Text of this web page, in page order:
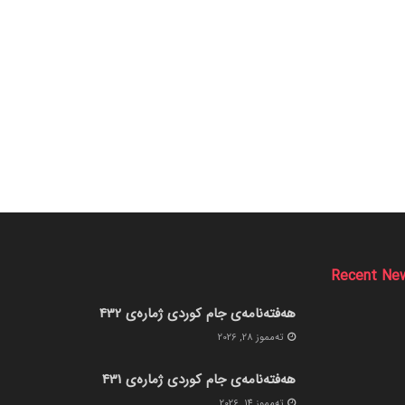
Recent
هەفتەنامەی جام کوردی ژمارەی 432
ته‌مموز 28, 2026
هەفتەنامەی جام کوردی ژمارەی 431